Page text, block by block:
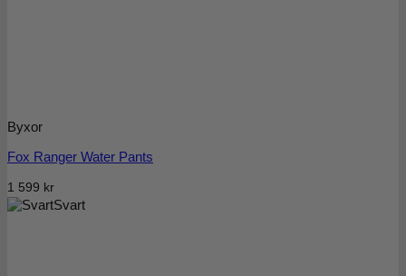
Svart
Byxor
Fox Ranger Water Pants
1 599 kr